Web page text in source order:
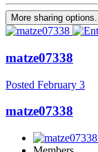
More sharing
matze07338
Posted February 3
matze07338